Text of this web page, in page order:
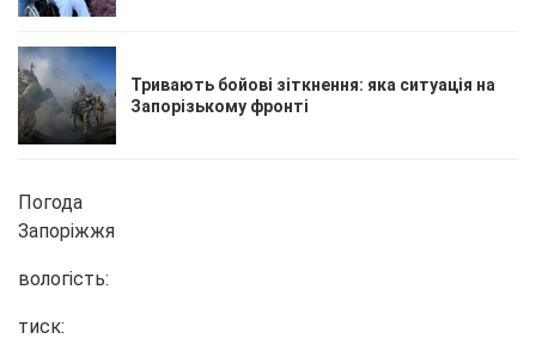
Тривають бойові зіткнення: яка ситуація на
Запорізькому фронті
Погода
Запоріжжя
вологість:
тиск: